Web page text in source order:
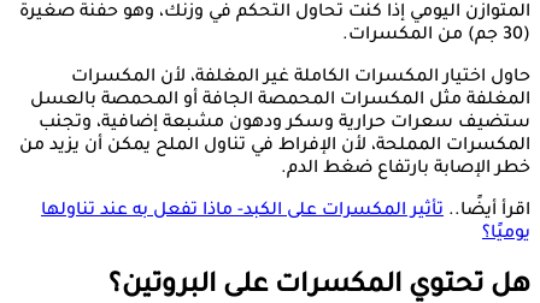
المتوازن اليومي إذا كنت تحاول التحكم في وزنك، وهو حفنة صغيرة
(30 جم) من المكسرات.
حاول اختيار المكسرات الكاملة غير المغلفة، لأن المكسرات
المغلفة مثل المكسرات المحمصة الجافة أو المحمصة بالعسل
ستضيف سعرات حرارية وسكر ودهون مشبعة إضافية، وتجنب
المكسرات المملحة، لأن الإفراط في تناول الملح يمكن أن يزيد من
خطر الإصابة بارتفاع ضغط الدم.
اقرأ أيضًا.. تأثير المكسرات على الكبد- ماذا تفعل به عند تناولها
يوميًا؟
هل تحتوي المكسرات على البروتين؟